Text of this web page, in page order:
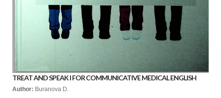
TREAT AND SPEAK I FOR COMMUNICATIVE MEDICAL ENGLISH
Author: Buranova D.